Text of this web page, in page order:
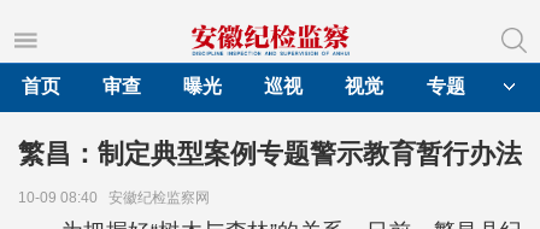
首页
审查 曝光 巡视 视觉 专题
繁昌：制定典型案例专题警示教育暂行办法
10-09 08:40 安徽纪检监察网